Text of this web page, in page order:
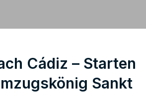
Cádiz – Starten
Sankt